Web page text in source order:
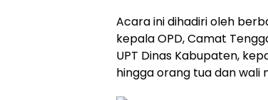
Acara ini dihadiri oleh
kepala OPD, Camat
UPT Dinas Kabupaten,
hingga orang tua dan wali